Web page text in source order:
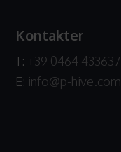
Kontakter
T: +39 0464 433637
E: info@p-hive.com